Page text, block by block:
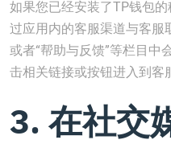
如果您已经安装了TP钱包
过应用内的客服渠道与客服
或者“帮助与反馈”等栏目中
击相关链接或按钮进入到客
3. 在社交